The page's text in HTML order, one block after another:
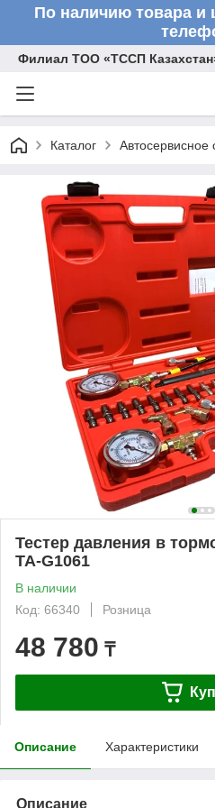
По наличию товара и
Филиал ТОО «ТССП
Каталог Автосервисное
Тестер давления в
TA-G1061
В наличии
Код: 66340
Розница
48 780 ₸
Описание Характеристики
Описание